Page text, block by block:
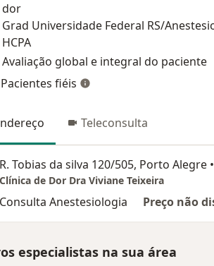
dor
Grad Universidade Federal RS/
HCPA
Avaliação global e integral do paciente
Pacientes fiéis
Teleconsulta
R. Tobias da silva 120/505, Porto Alegre •
Clínica de Dor Dra Viviane Teixeira
Consulta Anestesiologia Preço não
especialistas na sua área